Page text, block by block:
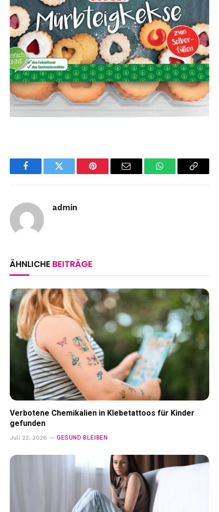
FacebookTwitter Pinterest Email WhatsAppCopy
admin
ÄHNLICHE BEITRÄGE
Verbotene Chemikalien in Klebetattoos für Kinder
gefunden
Juli 22, 2026 GESUND BLEIBEN